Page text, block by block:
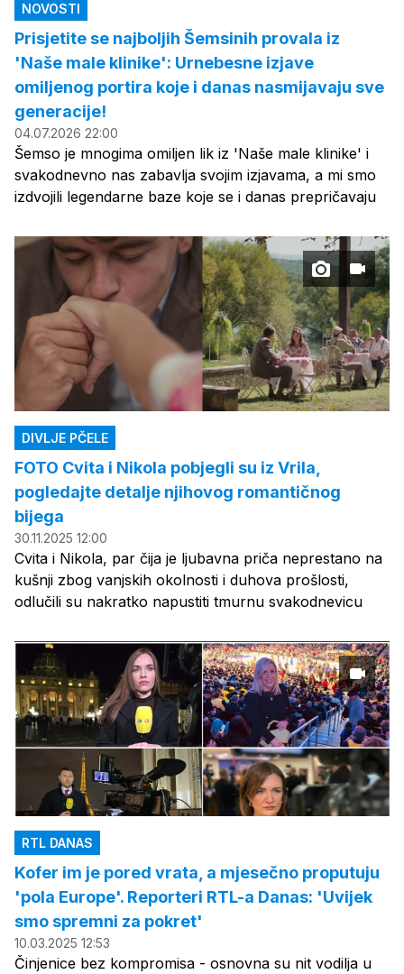
NOVOSTI
Prisjetite se najboljih Šemsinih provala iz
'Naše male klinike': Urnebesne izjave
omiljenog portira koje i danas nasmijavaju sve
generacije!
04.07.2026 22:00
Šemso je mnogima omiljen lik iz 'Naše male klinike' i
svakodnevno nas zabavlja svojim izjavama, a mi smo
izdvojili legendarne baze koje se i danas prepričavaju
DIVLJE PČELE
FOTO Cvita i Nikola pobjegli su iz Vrila,
pogledajte detalje njihovog romantičnog
bijega
30.11.2025 12:00
Cvita i Nikola, par čija je ljubavna priča neprestano na
kušnji zbog vanjskih okolnosti i duhova prošlosti,
odlučili su nakratko napustiti tmurnu svakodnevicu
RTL DANAS
Kofer im je pored vrata, a mjesečno proputuju
'pola Europe'. Reporteri RTL-a Danas: 'Uvijek
smo spremni za pokret'
10.03.2025 12:53
Činjenice bez kompromisa - osnovna su nit vodilja u